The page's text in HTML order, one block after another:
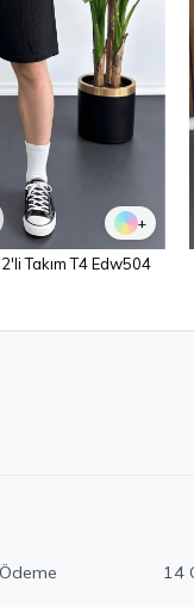
+
Takım T4 Edw504
14